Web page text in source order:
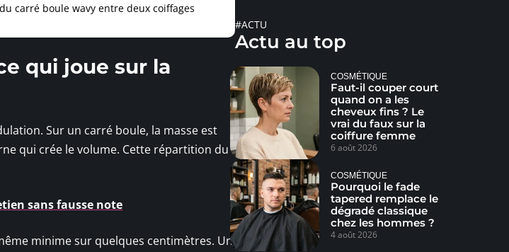
carré boule wavy entre deux coiffages
qui joue sur la
Sur un carré boule, la masse est
qui crée le volume. Cette répartition du
sans fausse note
minime sur quelques centimètres. Un
#ACTU
Actu au top
COSMÉTIQUE
Faut-il couper court
quand on a les
cheveux fins ? Le
vrai du faux sur la
coiffure femme
6 août 2026
COSMÉTIQUE
Pourquoi le fade
tapered remplace le
dégradé classique
chez les hommes ?
4 août 2026